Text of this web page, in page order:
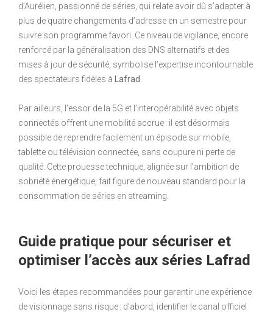
d’Aurélien, passionné de séries, qui relate avoir dû s’adapter à
plus de quatre changements d’adresse en un semestre pour
suivre son programme favori. Ce niveau de vigilance, encore
renforcé par la généralisation des DNS alternatifs et des
mises à jour de sécurité, symbolise l’expertise incontournable
des spectateurs fidèles à
Lafrad
Par ailleurs, l’essor de la 5G et l’interopérabilité avec objets
connectés offrent une mobilité accrue : il est désormais
possible de reprendre facilement un épisode sur mobile,
tablette ou télévision connectée, sans coupure ni perte de
qualité. Cette prouesse technique, alignée sur l’ambition de
sobriété énergétique, fait figure de nouveau standard pour la
consommation de séries en streaming.
Guide pratique pour sécuriser et
optimiser l’accès aux séries Lafrad
Voici les étapes recommandées pour garantir une expérience
de visionnage sans risque : d’abord, identifier le canal officiel